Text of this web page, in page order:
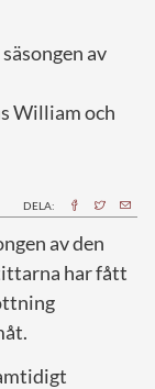
av
William och
DELA:
av den
har fått